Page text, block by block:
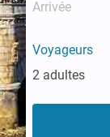
Voyageurs
2 adultes